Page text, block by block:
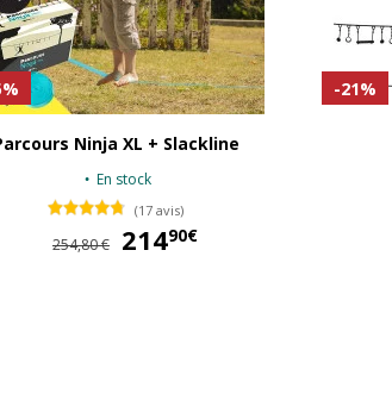
Ninja XL + Slackline
En stock
(17 avis)
254,80 € 21490€
-21%